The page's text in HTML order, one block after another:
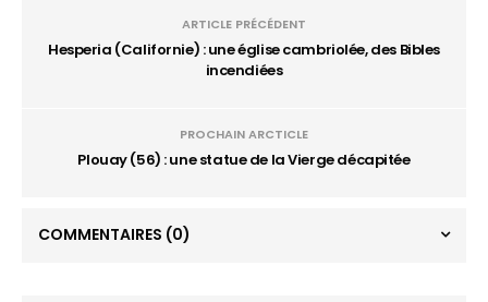
ARTICLE PRÉCÉDENT
Hesperia (Californie) : une église cambriolée, des Bibles
incendiées
PROCHAIN ARCTICLE
Plouay (56) : une statue de la Vierge décapitée
COMMENTAIRES (0)